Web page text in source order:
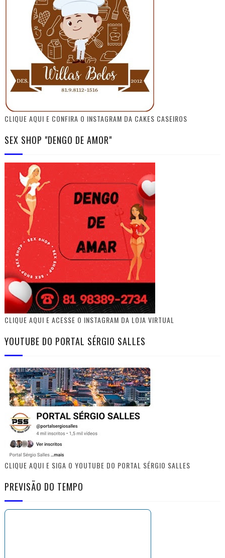
CLIQUE AQUI E CONFIRA O INSTAGRAM DA CAKES CASEIROS
SEX SHOP "DENGO DE AMOR"
CLIQUE AQUI E ACESSE O INSTAGRAM DA LOJA VIRTUAL
YOUTUBE DO PORTAL SÉRGIO SALLES
CLIQUE AQUI E SIGA O YOUTUBE DO PORTAL SÉRGIO SALLES
PREVISÃO DO TEMPO